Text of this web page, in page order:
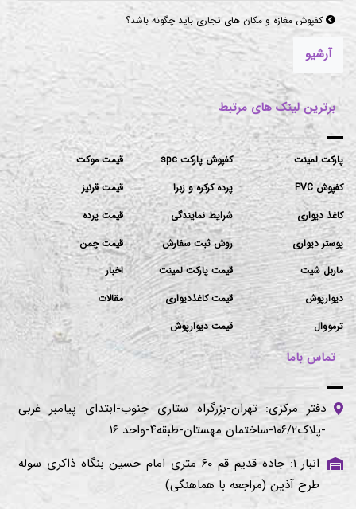
کفپوش مغازه و مکان های تجاری باید چگونه باشد؟
آرشیو
برترین لینک های مرتبط
پارکت لمینت
کفپوش PVC
کاغذ دیواری
پوستر دیواری
ماربل شیت
دیوارپوش
ترمووال
کفپوش پارکت spc
پرده کرکره و زبرا
شرایط نمایندگی
روش ثبت سفارش
قیمت پارکت لمینت
قیمت کاغذدیواری
قیمت دیوارپوش
قیمت موکت
قیمت قرنیز
قیمت پرده
قیمت چمن
اخبار
مقالات
تماس باما
دفتر مرکزی: تهران-بزرگراه ستاری جنوب-ابتدای پیامبر غربی
-پلاک۱۰۶/۲-ساختمان مهستان-طبقه۴-واحد ۱۶
انبار ۱: جاده قدیم قم ۶۰ متری امام حسین بنگاه ذاکری سوله
طرح آذین (مراجعه با هماهنگی)